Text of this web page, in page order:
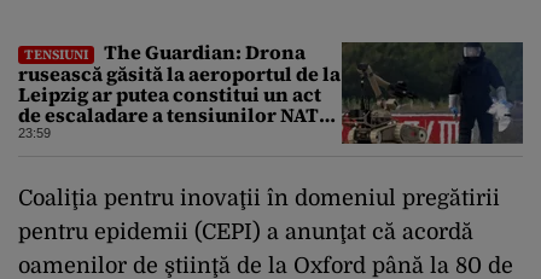
TENSIUNI
The Guardian: Drona
rusească găsită la aeroportul de la
Leipzig ar putea constitui un act
de escaladare a tensiunilor NATO-
Rusia
23:59
Coaliţia pentru inovaţii în domeniul pregătirii
pentru epidemii (CEPI) a anunţat că acordă
oamenilor de ştiinţă de la Oxford până la 80 de